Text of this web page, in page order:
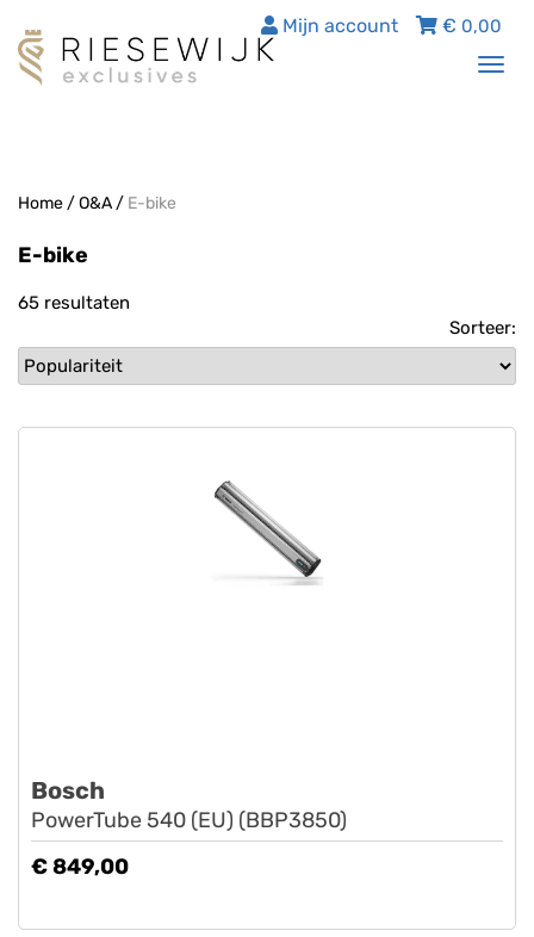
€ 0,00
Mijn account
Home/O&A/ E-bike
E-bike
65 resultaten
Sorteer:
Bosch
PowerTube 540 (EU) (BBP3850)
€ 849,00